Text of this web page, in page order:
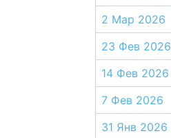
2 Мар 2026
23 Фев 2026
14 Фев 2026
7 Фев 2026
31 Янв 2026